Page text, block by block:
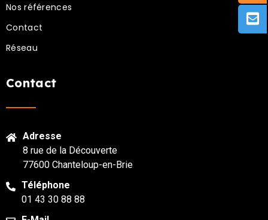
Nos références
Contact
Réseau
Contact
Adresse
8 rue de la Découverte
77600 Chanteloup-en-Brie
Téléphone
01 43 30 88 88